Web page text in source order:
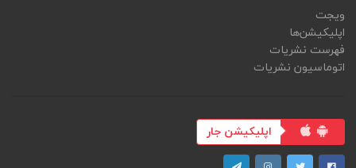
ویجت
اپلیکیشن‌ها
فهرست نشریات
اتوماسیون نشریات
اپلیکیشن جار